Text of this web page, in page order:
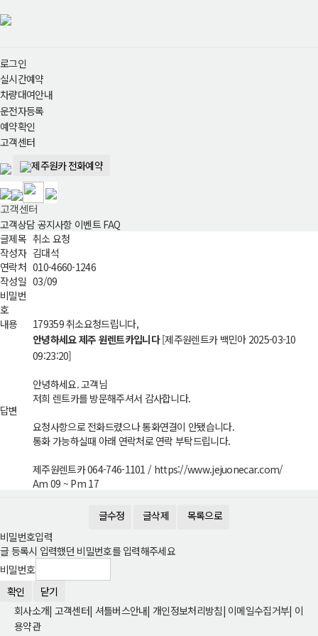
로그인
실시간예약
차량대여안내
운전자등록
예약확인
고객센터
제주원카 전화예약
고객센터
고객상담 공지사항 이벤트 FAQ
글제목 취소 요청
작성자 김대석
연락처 010-4660-1246
작성일 03/09
비밀번
호
내용
179359 취소요청드립니다,
답변
안녕하세요 제주 원렌트카입니다 [제주원렌트카 백민아 2025-03-10
09:23:20]
안녕하세요. 고객님
저희 렌트카를 방문해주셔서 감사합니다.
요청사항으로 전화드렸으나 통화연결이 안됐습니다.
통화 가능하실때 아래 연락처로 연락 부탁드립니다.
제주원렌트카 064-746-1101 / https://www.jejuonecar.com/
Am 09 ~ Pm 17
글수정 글삭제
목록으로
비밀번호입력
글 등록시 입력했던 비밀번호를 입력해주세요
비밀번호
확인
닫기
회사소개| 고객센터| 셔틀버스안내| 개인정보처리방침| 이메일수집거부| 이
용약관